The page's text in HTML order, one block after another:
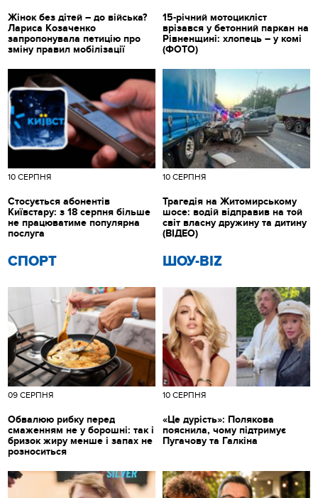
Жінок без дітей – до війська?
Лариса Козаченко
запропонувала петицію про
зміну правил мобілізації
15-річний мотоцикліст
врізався у бетонний паркан на
Рівненщині: хлопець – у комі
(ФОТО)
СПОРТ
09 СЕРПНЯ
Обвалюю рибку перед
смаженням не у борошні: так і
бризок жиру менше і запах не
розноситься
ШОУ-BIZ
10 СЕРПНЯ
«Це дурість»: Полякова
пояснила, чому підтримує
Пугачову та Галкіна
10 СЕРПНЯ
Стосується абонентів
Київстару: з 18 серпня більше
не працюватиме популярна
послуга
10 СЕРПНЯ
Трагедія на Житомирському
шосе: водій відправив на той
світ власну дружину та дитину
(ВІДЕО)